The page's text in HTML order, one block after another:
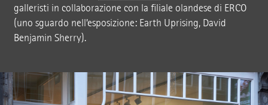
galleristi in collaborazione con la filiale olandese di ERCO
(uno sguardo nell’esposizione: Earth Uprising, David
Benjamin Sherry).